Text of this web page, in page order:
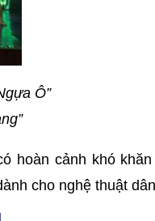
Ô”
hoàn cảnh khó khăn
cho nghệ thuật